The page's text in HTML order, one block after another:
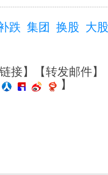
跌 集团 换股 大
接】【转发邮件】
】